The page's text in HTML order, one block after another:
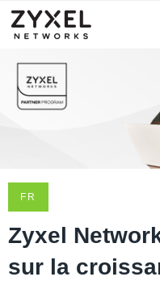
FR
Zyxel
sur la